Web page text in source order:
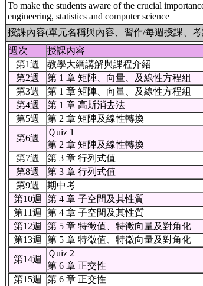
To make the students aware of the crucial
engineering, statistics and computer science
授課內容(單元名稱與內容、習作/每週授課、
週次
授課內容
第1週
教學大綱講解與課程介紹
第2週
第 1 章 矩陣、向量、及線性方程組
第3週
第 1 章 矩陣、向量、及線性方程組
第4週
第 1 章 高斯消去法
第5週
第 2 章 矩陣及線性轉換
第6週
Ｑuiz 1
第 2 章 矩陣及線性轉換
第7週
第 3 章 行列式值
第8週
第 3 章 行列式值
第9週
期中考
第10週
第 4 章 子空間及其性質
第11週
第 4 章 子空間及其性質
第12週
第 5 章 特徵值、特徵向量及對角化
第13週
第 5 章 特徵值、特徵向量及對角化
第14週
Ｑuiz 2
第 6 章 正交性
第15週
第 6 章 正交性